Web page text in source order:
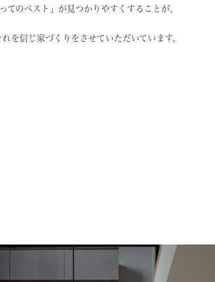
てのベスト」 が見つかりやすくすることが、
を信じ家づくりをさせていただいています。